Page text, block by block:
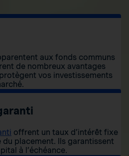
aux fonds communs
de nombreux avantages
vos investissements
offrent un taux d’intérêt fixe
placement. Ils garantissent
à l’échéance.